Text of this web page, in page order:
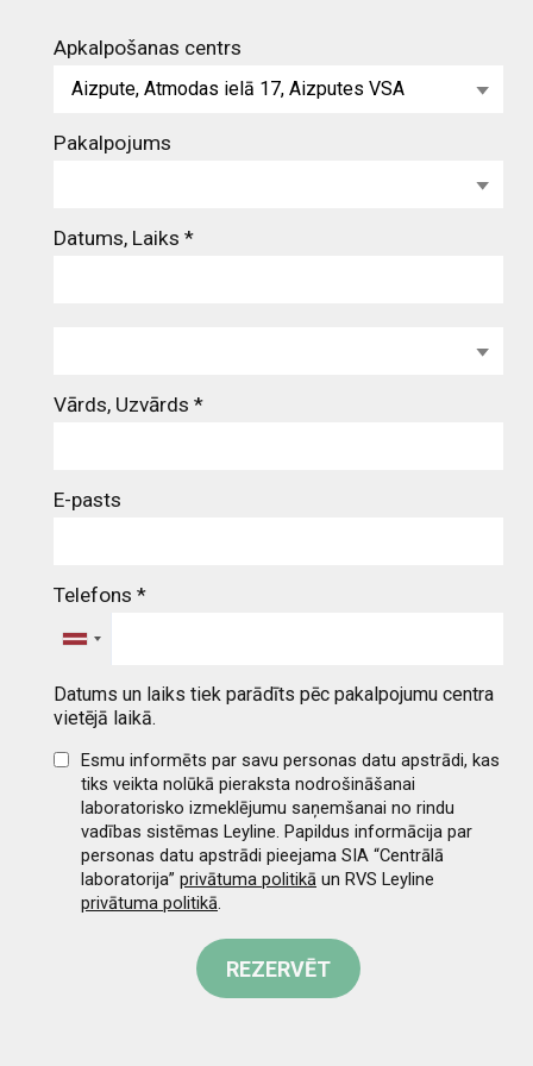
Apkalpošanas centrs
Aizpute, Atmodas ielā 17, Aizputes VSA
Pakalpojums
Datums, Laiks *
Vārds, Uzvārds *
E-pasts
Telefons *
Datums un laiks tiek parādīts pēc pakalpojumu centra
vietējā laikā.
Esmu informēts par savu personas datu apstrādi, kas
tiks veikta nolūkā pieraksta nodrošināšanai
laboratorisko izmeklējumu saņemšanai no rindu
vadības sistēmas Leyline. Papildus informācija par
personas datu apstrādi pieejama SIA “Centrālā
laboratorija” privātuma politikā un RVS Leyline
privātuma politikā.
REZERVĒT